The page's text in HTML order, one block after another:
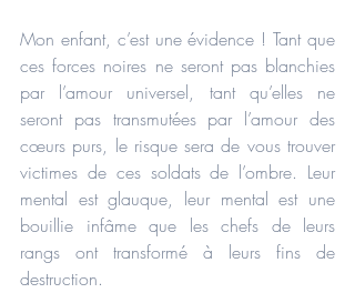
Mon enfant, c’est une évidence ! Tant que
ces forces noires ne seront pas blanchies
par l’amour universel, tant qu’elles ne
seront pas transmutées par l’amour des
cœurs purs, le risque sera de vous trouver
victimes de ces soldats de l’ombre. Leur
mental est glauque, leur mental est une
bouillie infâme que les chefs de leurs
rangs ont transformé à leurs fins de
destruction.